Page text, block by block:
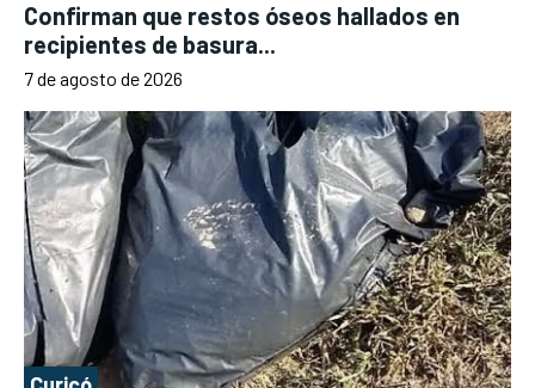
Confirman que restos óseos hallados en
recipientes de basura...
7 de agosto de 2026